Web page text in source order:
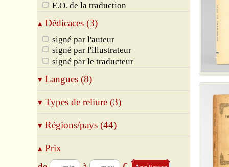
E.O. de la traduction
▴ Dédicaces (3)
signé par l'auteur
signé par l'illustrateur
signé par le traducteur
▾ Langues (8)
Anglais
Espagnol
Italien
Latin
▾ Types de reliure (3)
Relié
▾ Régions/pays (44)
03 Allier
10 Aube
▴ Prix